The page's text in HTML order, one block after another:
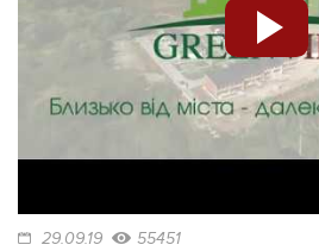
29.09.19 55451